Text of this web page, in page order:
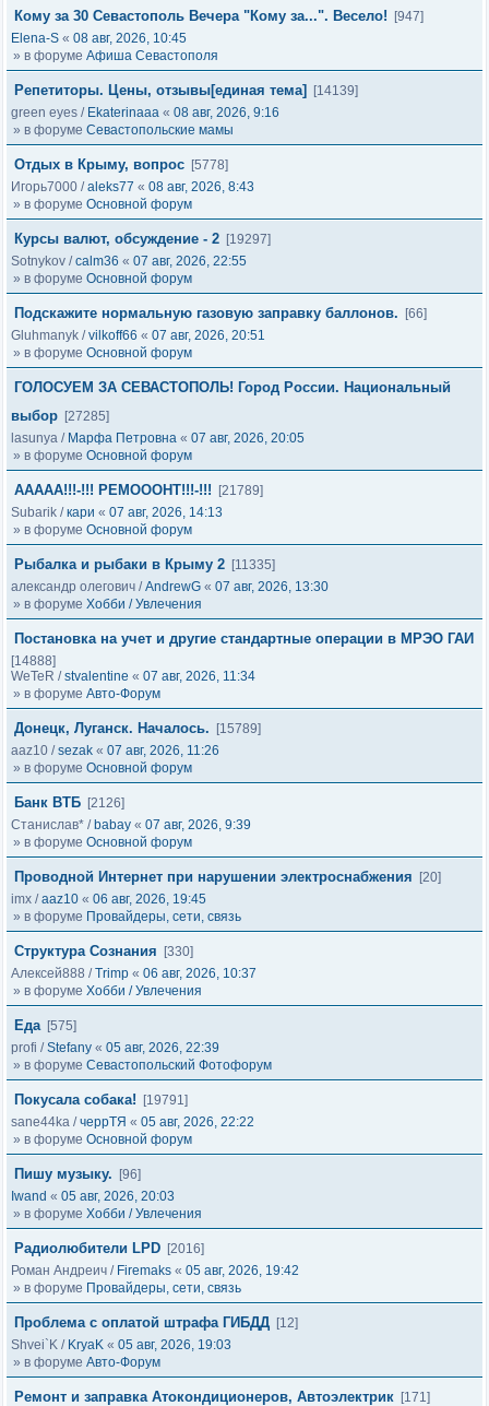
Кому за 30 Севастополь Вечера "Кому за...". Весело!
[947]
Elena-S « 08 авг, 2026, 10:45
» в форуме Афиша Севастополя
Репетиторы. Цены, отзывы[единая тема]
[14139]
green eyes / Ekaterinaaa « 08 авг, 2026, 9:16
» в форуме Севастопольские мамы
Отдых в Крыму, вопрос [5778]
Игорь7000 /aleks77 « 08 авг, 2026, 8:43
» в форуме Основной форум
Курсы валют, обсуждение - 2 [19297]
Sotnykov /calm36 « 07 авг, 2026, 22:55
» в форуме Основной форум
Подскажите нормальную газовую заправку баллонов.
[66]
Gluhmanyk /vilkoff66 « 07 авг, 2026, 20:51
» в форуме Основной форум
ГОЛОСУЕМ ЗА СЕВАСТОПОЛЬ! Город России. Национальный
выбор [27285]
lasunya / Марфа Петровна « 07 авг, 2026, 20:05
» в форуме Основной форум
ААААА!!!-!!! РЕМОООНТ!!!-!!!
[21789]
Subarik /кари « 07 авг, 2026, 14:13
» в форуме Основной форум
Рыбалка и рыбаки в Крыму 2 [11335]
александр олегович /AndrewG « 07 авг, 2026, 13:30
» в форуме Хобби / Увлечения
Постановка на учет и другие стандартные операции в МРЭО ГАИ
[14888]
WeTeR /stvalentine « 07 авг, 2026, 11:34
» в форуме Авто-Форум
Донецк, Луганск. Началось.
[15789]
aaz10 /sezak « 07 авг, 2026, 11:26
» в форуме Основной форум
Банк ВТБ [2126]
Станислав* / babay « 07 авг, 2026, 9:39
» в форуме Основной форум
Проводной Интернет при нарушении электроснабжения
[20]
imx /aaz10 « 06 авг, 2026, 19:45
» в форуме Провайдеры, сети, связь
Структура Сознания
[330]
Алексей888 /Trimp « 06 авг, 2026, 10:37
» в форуме Хобби / Увлечения
Еда [575]
profi /Stefany « 05 авг, 2026, 22:39
» в форуме Севастопольский Фотофорум
Покусала собака!
[19791]
sane44ka /черрТЯ « 05 авг, 2026, 22:22
» в форуме Основной форум
Пишу музыку.
[96]
Iwand « 05 авг, 2026, 20:03
» в форуме Хобби / Увлечения
Радиолюбители LPD [2016]
Роман Андреич / Firemaks « 05 авг, 2026, 19:42
» в форуме Провайдеры, сети, связь
Проблема с оплатой штрафа ГИБДД [12]
Shvei`K / KryaK « 05 авг, 2026, 19:03
» в форуме Авто-Форум
Ремонт и заправка Атокондиционеров, Автоэлектрик [171]